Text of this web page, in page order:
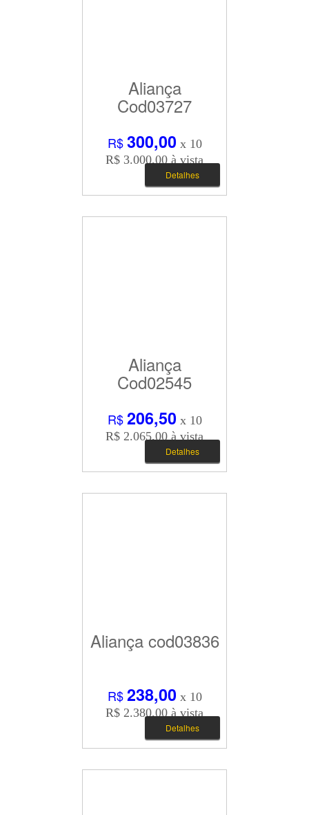
Aliança
Cod03727
R$ 300,00 x 10
R$ 3.000,00 à vista
Detalhes
Aliança
Cod02545
R$ 206,50 x 10
R$ 2.065,00 à vista
Detalhes
Aliança cod03836
R$ 238,00 x 10
R$ 2.380,00 à vista
Detalhes